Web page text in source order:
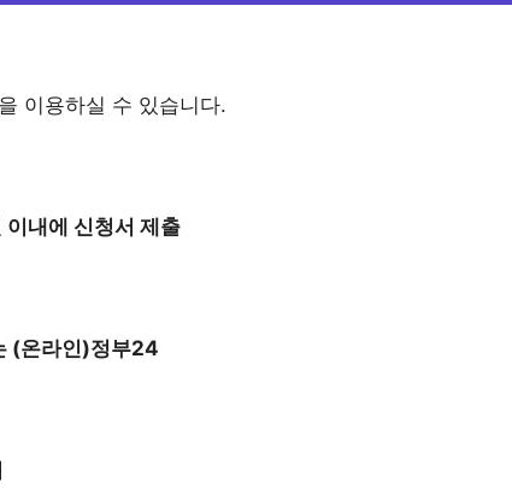
이용하실 수 있습니다.
이내에 신청서 제출
(온라인)정부24